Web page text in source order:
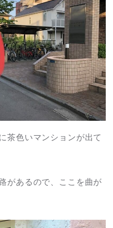
茶色いマンションが出て
があるので、ここを曲が